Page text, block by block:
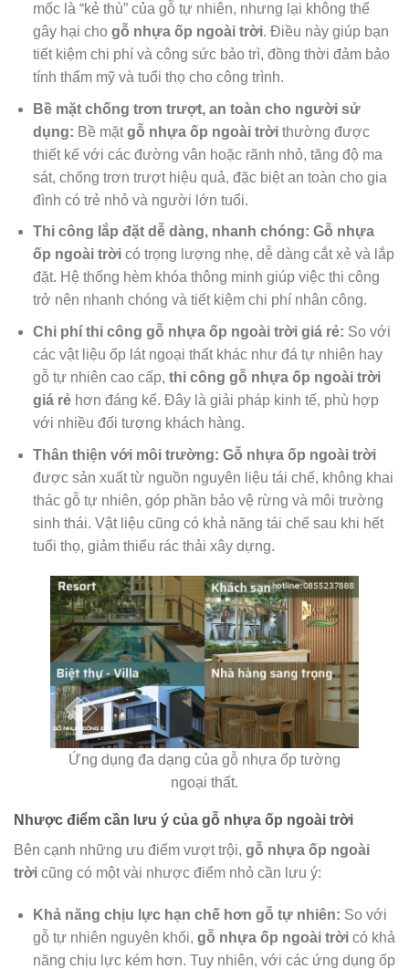
mốc là “kẻ thù” của gỗ tự nhiên, nhưng lại không thể
gây hại cho gỗ nhựa ốp ngoài trời. Điều này giúp bạn
tiết kiệm chi phí và công sức bảo trì, đồng thời đảm bảo
tính thẩm mỹ và tuổi thọ cho công trình.
Bề mặt chống trơn trượt, an toàn cho người sử
dụng: Bề mặtgỗ nhựa ốp ngoài trờithường được
thiết kế với các đường vân hoặc rãnh nhỏ, tăng độ ma
sát, chống trơn trượt hiệu quả, đặc biệt an toàn cho gia
đình có trẻ nhỏ và người lớn tuổi.
Thi công lắp đặt dễ dàng, nhanh chóng: Gỗ nhựa
ốp ngoài trờicó trọng lượng nhẹ, dễ dàng cắt xẻ và lắp
đặt. Hệ thống hèm khóa thông minh giúp việc thi công
trở nên nhanh chóng và tiết kiệm chi phí nhân công.
Chi phí thi công gỗ nhựa ốp ngoài trời giá rẻ: So với
các vật liệu ốp lát ngoại thất khác như đá tự nhiên hay
gỗ tự nhiên cao cấp, thi công gỗ nhựa ốp ngoài trời
giá rẻhơn đáng kể. Đây là giải pháp kinh tế, phù hợp
với nhiều đối tượng khách hàng.
Thân thiện với môi trường: Gỗ nhựa ốp ngoài trời
được sản xuất từ nguồn nguyên liệu tái chế, không khai
thác gỗ tự nhiên, góp phần bảo vệ rừng và môi trường
sinh thái. Vật liệu cũng có khả năng tái chế sau khi hết
tuổi thọ, giảm thiểu rác thải xây dựng.
Ứng dụng đa dạng của gỗ nhựa ốp tường
ngoại thất.
Nhược điểm cần lưu ý của gỗ nhựa ốp ngoài trời
Bên cạnh những ưu điểm vượt trội, gỗ nhựa ốp ngoài
trời cũng có một vài nhược điểm nhỏ cần lưu ý:
Khả năng chịu lực hạn chế hơn gỗ tự nhiên: So với
gỗ tự nhiên nguyên khối, gỗ nhựa ốp ngoài trờicó khả
năng chịu lực kém hơn. Tuy nhiên, với các ứng dụng ốp